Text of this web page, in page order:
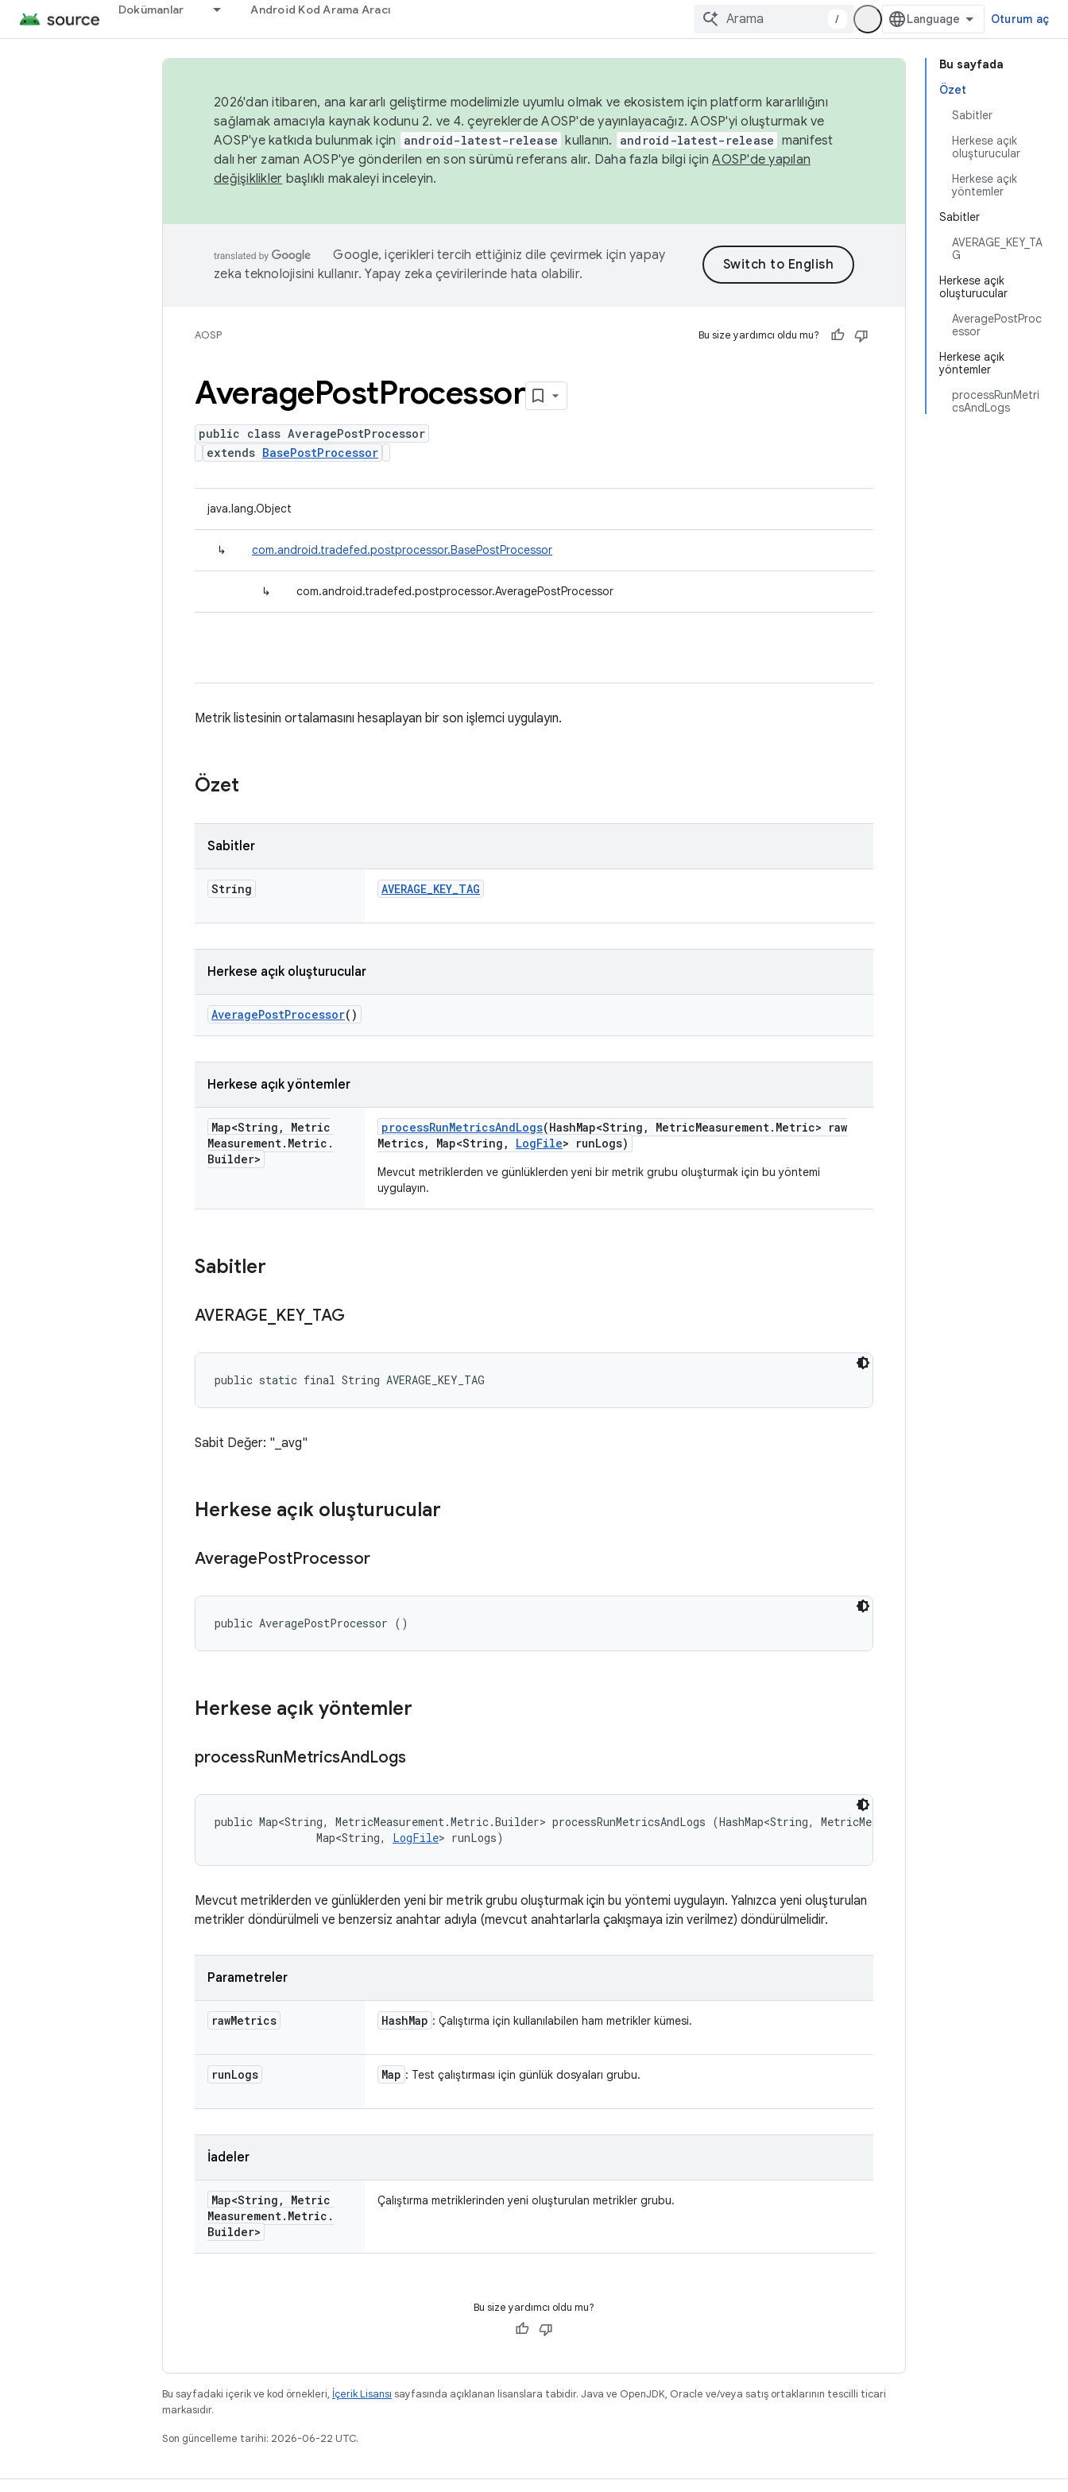
Dokümanlar Android Kod Arama Aracı
/ Oturum aç
Bu sayfada
Özet
Sabitler
Herkese açık
oluşturucular
Herkese açık
yöntemler
Sabitler
AVERAGE_KEY_TA
G
Herkese açık
oluşturucular
AveragePostProc
essor
Herkese açık
yöntemler
processRunMetri
csAndLogs
2026'dan itibaren, ana kararlı geliştirme modelimizle uyumlu olmak ve ekosistem için platform kararlılığını
sağlamak amacıyla kaynak kodunu 2. ve 4. çeyreklerde AOSP'de yayınlayacağız. AOSP'yi oluşturmak ve
AOSP'ye katkıda bulunmak için
android-latest-release kullanın. android-latest-release manifest
dalı her zaman AOSP'ye gönderilen en son sürümü referans alır. Daha fazla bilgi içinAOSP'de yapılan
değişiklikler başlıklı makaleyi inceleyin.
Google, içerikleri tercih ettiğiniz dile çevirmek için yapay
zeka teknolojisini kullanır. Yapay zeka çevirilerinde hata olabilir.
AOSP Bu size yardımcı oldu mu?
AveragePostProcessor
public class AveragePostProcessor
extends BasePostProcessor
java.lang.Object
↳ com.android.tradefed.postprocessor.BasePostProcessor
↳ com.android.tradefed.postprocessor.AveragePostProcessor
Metrik listesinin ortalamasını hesaplayan bir son işlemci uygulayın.
Özet
Sabitler
String AVERAGE_KEY_TAG
Herkese açık oluşturucular
AveragePostProcessor()
Herkese açık yöntemler
Map<String ,
Metric
Measurement. Metric .
Builder>
processRunMetricsAndLogs(HashMap<String , MetricMeasurement. Metric> raw
Metrics, Map<String , LogFile> runLogs)
Mevcut metriklerden ve günlüklerden yeni bir metrik grubu oluşturmak için bu yöntemi
uygulayın.
Sabitler
AVERAGE KEY_ TAG
public static final String AVERAGE_KEY_TAG
Sabit Değer: "_avg"
Herkese açık oluşturucular
AveragePostProcessor
public AveragePostProcessor ()
Herkese açık yöntemler
processRunMetricsAndLogs
public Map<String, MetricMeasurement.Metric.Builder> processRunMetricsAndLogs (HashMap<String, MetricMeasurement.Metric> rawMetrics,
                Map<String,
LogFile> runLogs)
Mevcut metriklerden ve günlüklerden yeni bir metrik grubu oluşturmak için bu yöntemi uygulayın. Yalnızca yeni oluşturulan
metrikler döndürülmeli ve benzersiz anahtar adıyla (mevcut anahtarlarla çakışmaya izin verilmez) döndürülmelidir.
Parametreler
rawMetrics HashMap : Çalıştırma için kullanılabilen ham metrikler kümesi.
runLogs Map : Test çalıştırması için günlük dosyaları grubu.
İadeler
Map<String ,
Metric
Measurement. Metric .
Builder>
Çalıştırma metriklerinden yeni oluşturulan metrikler grubu.
Bu size yardımcı oldu mu?
Bu sayfadaki içerik ve kod örnekleri, İçerik Lisansı sayfasında açıklanan lisanslara tabidir. Java ve OpenJDK, Oracle ve/veya satış ortaklarının tescilli ticari
markasıdır.
Son güncelleme tarihi: 2026-06-22 UTC.